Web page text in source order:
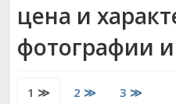
СОВЕТЫ
цена и
фотографии
1 ≫ 2 ≫ 3 ≫